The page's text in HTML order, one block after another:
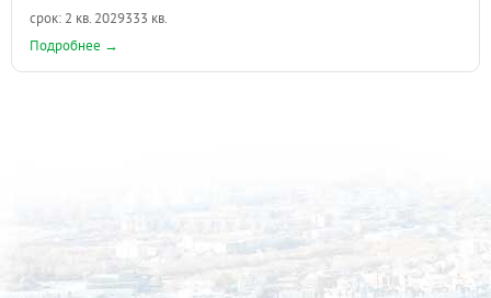
срок: 2 кв. 2029333 кв.
Подробнее →